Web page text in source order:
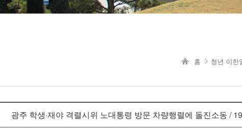
홈 청년 이한
광주 학생·재야 격렬시위 노대통령 방문 차량행렬에 돌진소동 /